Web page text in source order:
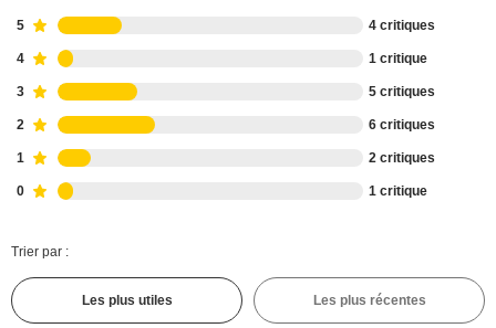
5 4 critiques
4 1 critique
3 5 critiques
2 6 critiques
1 2 critiques
0 1 critique
Trier par :
Les plus utiles Les plus récentes